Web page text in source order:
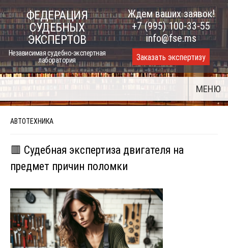
Skip
to
content
ФЕДЕРАЦИЯ
СУДЕБНЫХ
ЭКСПЕРТОВ
Независимая судебно-экспертная
лаборатория
Ждем ваших заявок!
+7 (995) 100-33-55
info@fse.ms
Заказать экспертизу
МЕНЮ
АВТОТЕХНИКА
🟥 Судебная экспертиза двигателя на
предмет причин поломки